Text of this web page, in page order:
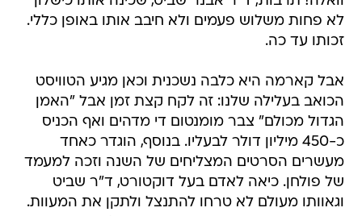
לא פחות משלוש פעמים ולא חיבב אותו באופן כללי.
זכותו עד כה.
אבל קארמה היא כלבה נשכנית וכאן מגיע הטוויסט
הכואב בעלילה שלנו: זה לקח קצת זמן אבל "האמן
הגדול מכולם" צבר מומנטום די מדהים ואף הכניס
כ-450 מיליון דולר לבעליו. בנוסף, הוגדר כאחד
מעשרים הסרטים המצליחים של השנה וזכה למעמד
של פולחן. כיאה לאדם בעל דוקטורט, ד"ר שביט
וגאוותו מעולם לא טרחו להתנצל ולתקן את המעוות.